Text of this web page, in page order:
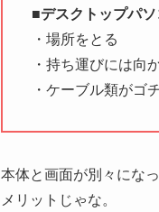
■デスクトップパ
・場所をとる
・持ち運びには向
・ケーブル類がゴ
本体と画面が別々にな
メリットじゃな。